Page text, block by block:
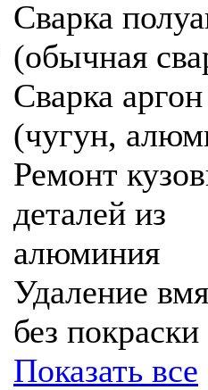
Cварка
(обычная
Cварка аргон
(чугун,
Ремонт
деталей из
алюминия
Удаление
без покраски
Показать все